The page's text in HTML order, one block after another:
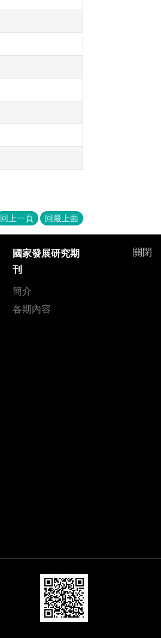
回上一頁 回最上面
關閉
國家發展研究期
刊
簡介
各期內容